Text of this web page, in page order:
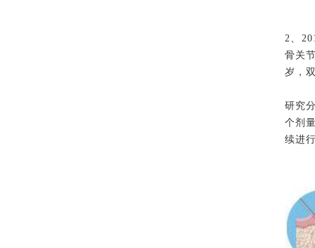
2、
骨关
岁，
研究
个剂
续进